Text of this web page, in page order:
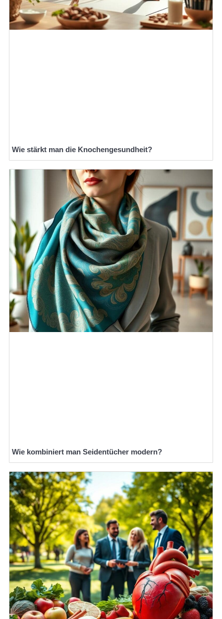
Wie stärkt man die Knochengesundheit?
Wie kombiniert man Seidentücher modern?